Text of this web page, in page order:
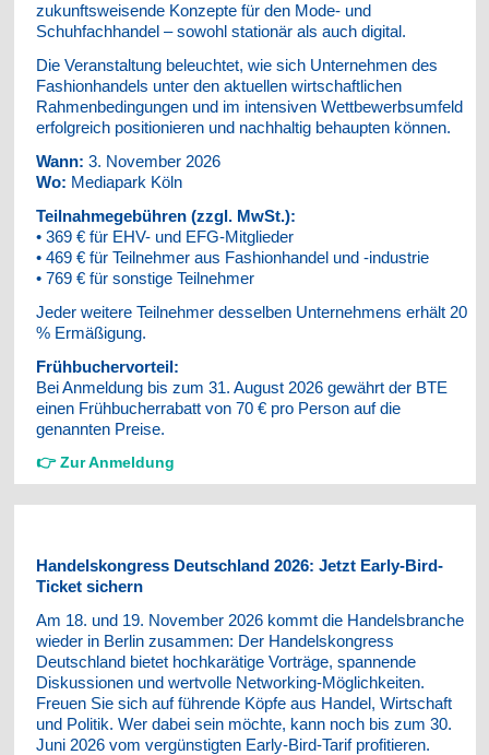
zukunftsweisende Konzepte für den Mode- und
Schuhfachhandel – sowohl stationär als auch digital.
Die Veranstaltung beleuchtet, wie sich Unternehmen des
Fashionhandels unter den aktuellen wirtschaftlichen
Rahmenbedingungen und im intensiven Wettbewerbsumfeld
erfolgreich positionieren und nachhaltig behaupten können.
Wann: 3. November 2026
Wo: Mediapark Köln
Teilnahmegebühren (zzgl. MwSt.):
• 369 € für EHV- und EFG-Mitglieder
• 469 € für Teilnehmer aus Fashionhandel und -industrie
• 769 € für sonstige Teilnehmer
Jeder weitere Teilnehmer desselben Unternehmens erhält 20
% Ermäßigung.
Frühbuchervorteil:
Bei Anmeldung bis zum 31. August 2026 gewährt der BTE
einen Frühbucherrabatt von 70 € pro Person auf die
genannten Preise.
👉 Zur Anmeldung
Handelskongress Deutschland 2026: Jetzt Early-Bird-
Ticket sichern
Am 18. und 19. November 2026 kommt die Handelsbranche
wieder in Berlin zusammen: Der Handelskongress
Deutschland bietet hochkarätige Vorträge, spannende
Diskussionen und wertvolle Networking-Möglichkeiten.
Freuen Sie sich auf führende Köpfe aus Handel, Wirtschaft
und Politik. Wer dabei sein möchte, kann noch bis zum 30.
Juni 2026 vom vergünstigten Early-Bird-Tarif profitieren.